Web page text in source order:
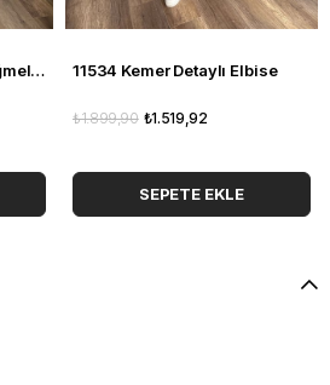
11532 Desenli Önden Düğmeli Elbise 11534 Kemer Detaylı Elbise
₺1.519,92
₺1.899,90
SEPETE EKLE